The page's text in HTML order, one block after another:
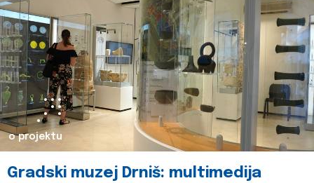
o projektu
Gradski muzej Drniš: multimedija